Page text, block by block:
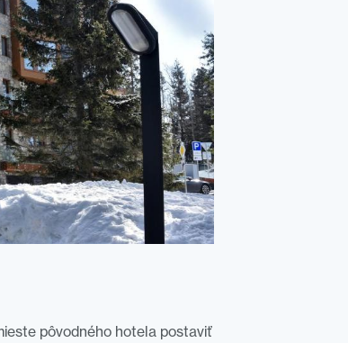
pôvodného hotela postaviť